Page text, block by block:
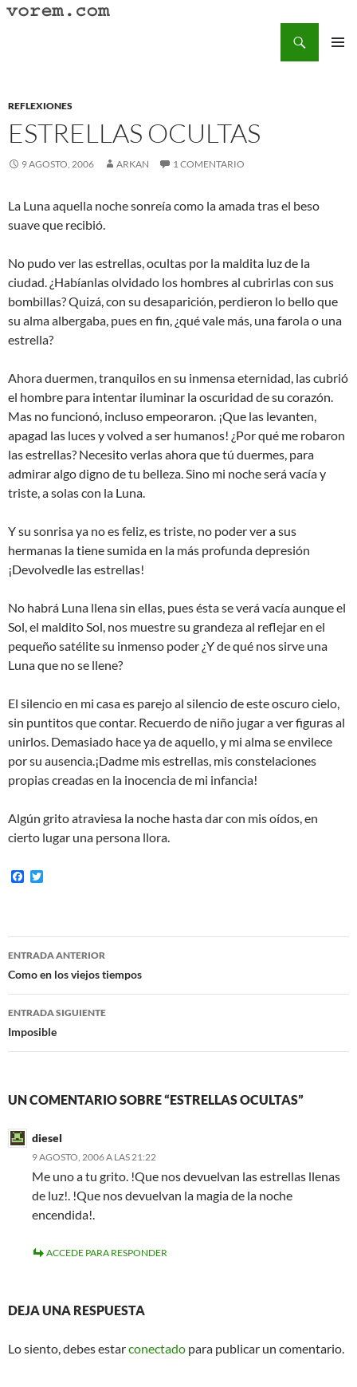
Saltar
REFLEXIONES
ESTRELLAS OCULTAS
9 AGOSTO, 2006 ARKAN 1 COMENTARIO
La Luna aquella noche sonreía como la amada tras el beso
suave que recibió.
No pudo ver las estrellas, ocultas por la maldita luz de la
ciudad. ¿Habíanlas olvidado los hombres al cubrirlas con sus
bombillas? Quizá, con su desaparición, perdieron lo bello que
su alma albergaba, pues en fin, ¿qué vale más, una farola o una
estrella?
Ahora duermen, tranquilos en su inmensa eternidad, las cubrió
el hombre para intentar iluminar la oscuridad de su corazón.
Mas no funcionó, incluso empeoraron. ¡Que las levanten,
apagad las luces y volved a ser humanos! ¿Por qué me robaron
las estrellas? Necesito verlas ahora que tú duermes, para
admirar algo digno de tu belleza. Sino mi noche será vacía y
triste, a solas con la Luna.
Y su sonrisa ya no es feliz, es triste, no poder ver a sus
hermanas la tiene sumida en la más profunda depresión
¡Devolvedle las estrellas!
No habrá Luna llena sin ellas, pues ésta se verá vacía aunque el
Sol, el maldito Sol, nos muestre su grandeza al reflejar en el
pequeño satélite su inmenso poder ¿Y de qué nos sirve una
Luna que no se llene?
El silencio en mi casa es parejo al silencio de este oscuro cielo,
sin puntitos que contar. Recuerdo de niño jugar a ver figuras al
unirlos. Demasiado hace ya de aquello, y mi alma se envilece
por su ausencia.¡Dadme mis estrellas, mis constelaciones
propias creadas en la inocencia de mi infancia!
Algún grito atraviesa la noche hasta dar con mis oídos, en
cierto lugar una persona llora.
F
o
o
e
r
Navegación
de
entradas
ENTRADA ANTERIOR
Como en los viejos tiempos
ENTRADA SIGUIENTE
Imposible
UN COMENTARIO SOBRE “ESTRELLAS OCULTAS”
diesel
9 AGOSTO, 2006 A LAS 21:22
Me uno a tu grito. !Que nos devuelvan las estrellas llenas
de luz!. !Que nos devuelvan la magia de la noche
encendida!.
ACCEDE PARA RESPONDER
DEJA UNA RESPUESTA
Lo siento, debes estarconectado para publicar un comentario.